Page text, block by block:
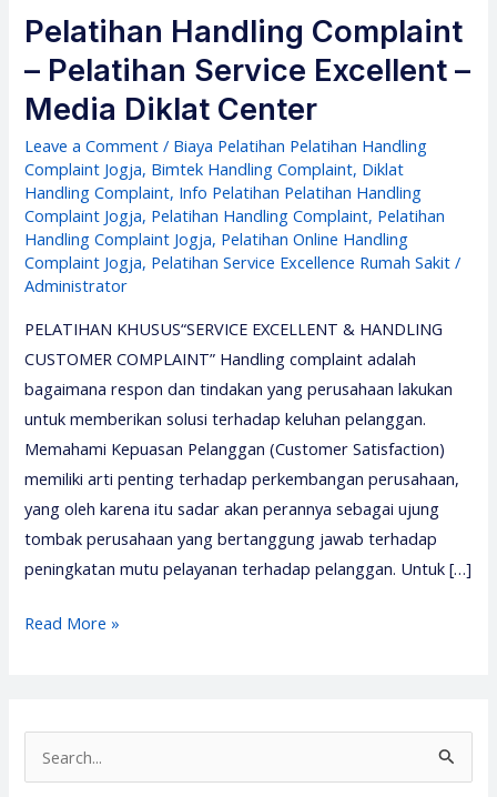
Pelatihan Handling Complaint
– Pelatihan Service Excellent –
Media Diklat Center
Leave a Comment / Biaya Pelatihan Pelatihan Handling
Complaint Jogja, Bimtek Handling Complaint, Diklat
Handling Complaint, Info Pelatihan Pelatihan Handling
Complaint Jogja, Pelatihan Handling Complaint, Pelatihan
Handling Complaint Jogja, Pelatihan Online Handling
Complaint Jogja, Pelatihan Service Excellence Rumah Sakit /
Administrator
PELATIHAN KHUSUS“SERVICE EXCELLENT & HANDLING
CUSTOMER COMPLAINT” Handling complaint adalah
bagaimana respon dan tindakan yang perusahaan lakukan
untuk memberikan solusi terhadap keluhan pelanggan.
Memahami Kepuasan Pelanggan (Customer Satisfaction)
memiliki arti penting terhadap perkembangan perusahaan,
yang oleh karena itu sadar akan perannya sebagai ujung
tombak perusahaan yang bertanggung jawab terhadap
peningkatan mutu pelayanan terhadap pelanggan. Untuk […]
Pelatihan
Service
Read More »
e